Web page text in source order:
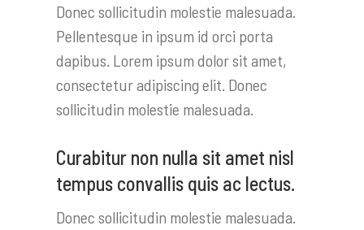
Donec sollicitudin molestie malesuada.
Pellentesque in ipsum id orci porta
dapibus. Lorem ipsum dolor sit amet,
consectetur adipiscing elit. Donec
sollicitudin molestie malesuada.
Curabitur non nulla sit amet nisl
tempus convallis quis ac lectus.
Donec sollicitudin molestie malesuada.